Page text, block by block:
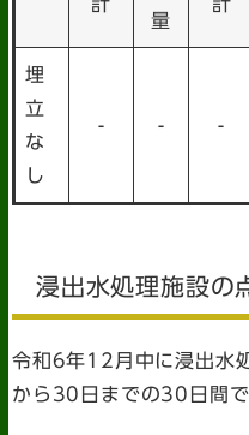
量
埋
立
な
し
- - -
浸出水処理施設の
令和6年12月中に浸出水
から30日までの30日間で